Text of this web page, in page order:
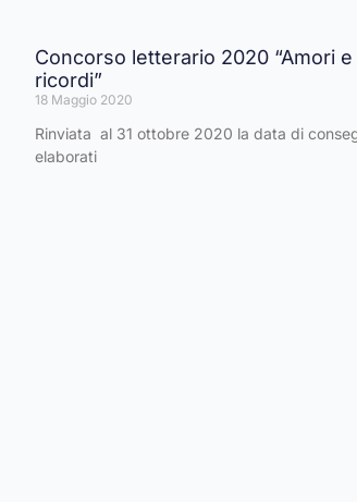
Concorso letterario 2020 “Amori
ricordi”
18 Maggio 2020
Rinviata al 31 ottobre 2020 la data di
elaborati